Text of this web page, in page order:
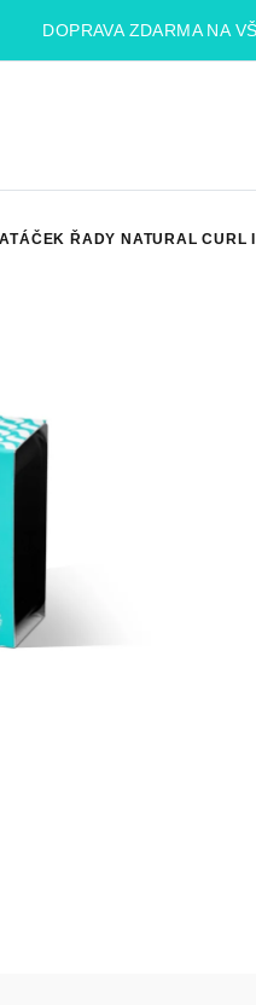
DOPRAVA ZDARMA NA
ŘADY NATURAL CURL